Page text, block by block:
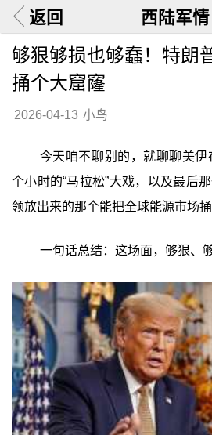
返回 西陆军情
够狠够损也够蠢！特朗
捅个大窟窿
2026-04-13 小鸟
今天咱不聊别的，就聊聊美
个小时的“马拉松”大戏，以及最后
领放出来的那个能把全球能源市场捅
一句话总结：这场面，够狠、